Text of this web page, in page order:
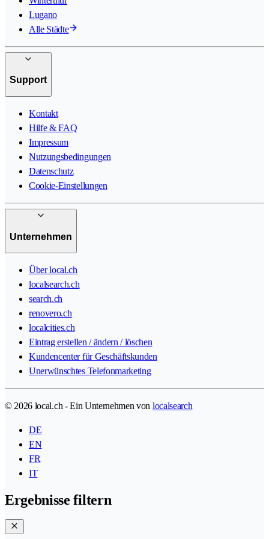
Lugano
Alle Städte
Support
Kontakt
Hilfe & FAQ
Impressum
Nutzungsbedingungen
Datenschutz
Cookie-Einstellungen
Unternehmen
Über local.ch
localsearch.ch
search.ch
renovero.ch
localcities.ch
Eintrag erstellen / ändern / löschen
Kundencenter für Geschäftskunden
Unerwünschtes Telefonmarketing
© 2026 local.ch - Ein Unternehmen von localsearch
DE
EN
FR
IT
Ergebnisse filtern